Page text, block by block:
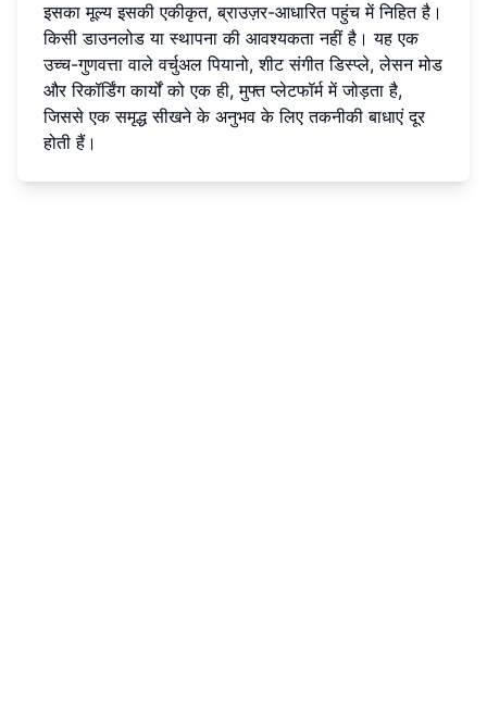
इसका मूल्य इसकी एकीकृत, ब्राउज़र-आधारित पहुंच में निहित है।
किसी डाउनलोड या स्थापना की आवश्यकता नहीं है। यह एक
उच्च-गुणवत्ता वाले वर्चुअल पियानो, शीट संगीत डिस्प्ले, लेसन मोड
और रिकॉर्डिंग कार्यों को एक ही, मुफ्त प्लेटफॉर्म में जोड़ता है,
जिससे एक समृद्ध सीखने के अनुभव के लिए तकनीकी बाधाएं दूर
होती हैं।